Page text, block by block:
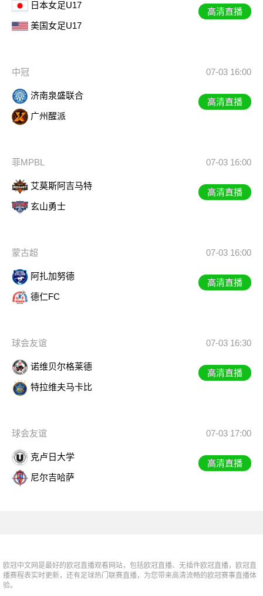
日本女足U17
美国女足U17
高清直播
中冠 07-03 16:00
济南泉盛联合
广州醒派
高清直播
菲MPBL 07-03 16:00
艾莫斯阿吉马特
玄山勇士
高清直播
蒙古超 07-03 16:00
阿扎加努德
德仁FC
高清直播
球会友谊 07-03 16:30
诺维贝尔格莱德
特拉维夫马卡比
高清直播
球会友谊 07-03 17:00
克卢日大学
尼尔吉哈萨
高清直播
欧冠中文网是最好的欧冠直播观看网站，包括欧冠直播、无插件欧冠直播，欧冠直
播赛程表实时更新，还有足球热门联赛直播，为您带来高清流畅的欧冠赛事直播体
验。